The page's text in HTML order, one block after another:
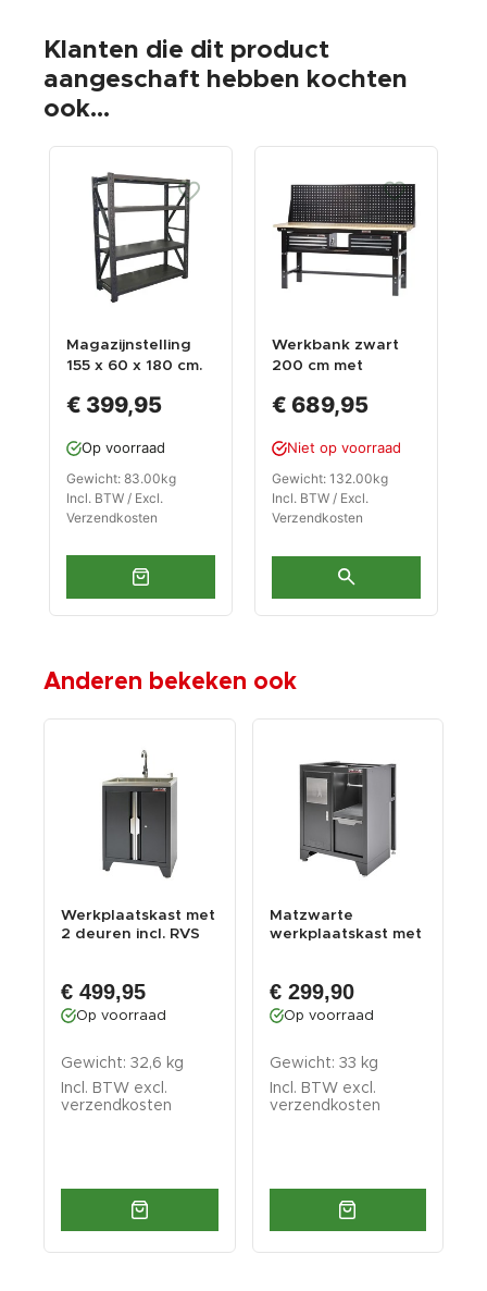
Klanten die dit product
aangeschaft hebben kochten
ook...
Magazijnstelling
155 x 60 x 180 cm.
€ 399,95
Op voorraad
Gewicht: 83.00kg
Incl. BTW / Excl.
Verzendkosten
Werkbank zwart
200 cm met
2
n en zwart
€ 689,95
Niet op voorraad
Gewicht: 132.00kg
Incl. BTW / Excl.
Verzendkosten
Anderen bekeken ook
Werkplaatskast met
2 deuren incl. RVS
€ 499,95
Op voorraad
Gewicht: 32,6 kg
Incl. BTW excl.
verzendkosten
Matzwarte
werkplaatskast met
€ 299,90
Op voorraad
Gewicht: 33 kg
Incl. BTW excl.
verzendkosten